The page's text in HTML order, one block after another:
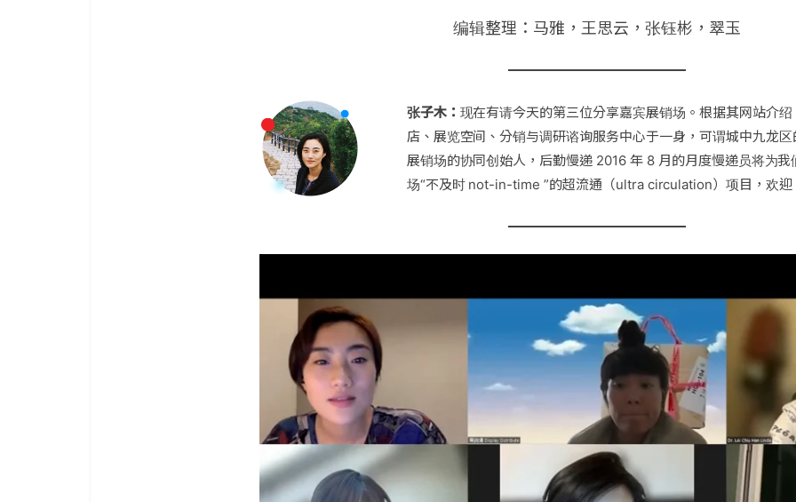
编辑整理：马雅，王思云，张钰彬，翠玉
张子木： 现在有请今天的第三位分享嘉宾展销场。根据其网站介绍
店、展览空间、分销与调研谘询服务中心于一身，可谓城中九龙
展销场的协同创始人，后勤慢递 2016 年 8 月的月度慢递员将为我
场“不及时 not-in-time ”的超流通（ultra circulation）项目，欢迎